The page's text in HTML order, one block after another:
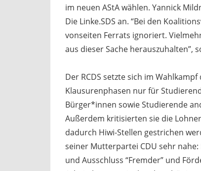
im neuen AStA wählen. Yannick
Die Linke.SDS an. “Bei den
vonseiten Ferrats ignoriert.
aus dieser Sache herauszuhalten”,
Der RCDS setzte sich im
Klausurenphasen nur für
Bürger*innen sowie Studierende
Außerdem kritisierten sie die
dadurch Hiwi-Stellen gestrichen
seiner Mutterpartei CDU sehr
und Ausschluss “Fremder” und